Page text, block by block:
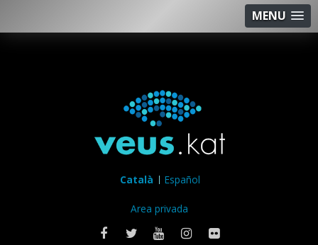
MENU
Català Español
Area privada